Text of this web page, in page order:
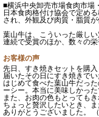
■横浜中央卸売市場食肉市場
日本食肉格付け協会で定め
され、外観及び肉質・脂質が
葉山牛は、こういった厳し
連続で受賞のほか、数々の
お客様の声
先日、すき焼きセットを購入
届いたその日にすき焼きで
はじめて食べた葉山牛だっ
ーシー。本当に美味しかった
また、お肉の色もとってもき
ちょっと贅沢したいとき、
ありがとうございました。